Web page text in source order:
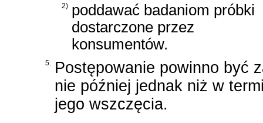
2) poddawać badaniom próbki
dostarczone przez
konsumentów.
5. Postępowanie powinno być
nie później jednak niż w
jego wszczęcia.